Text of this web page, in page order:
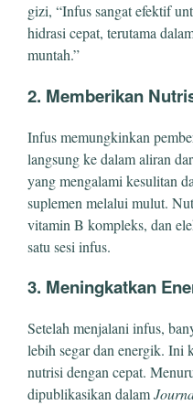
gizi, “Infus sangat efektif
hidrasi cepat, terutama
muntah.”
2. Memberikan
Infus memungkinkan
langsung ke dalam aliran
yang mengalami kesulitan
suplemen melalui mulut.
vitamin B kompleks, dan
satu sesi infus.
3. Meningkatkan
Setelah menjalani infus,
lebih segar dan energik. Ini
nutrisi dengan cepat.
dipublikasikan dalam